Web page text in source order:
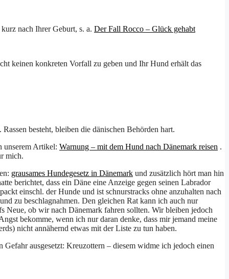
nach Ihrer Geburt, s. a. Der Fall Rocco – Glück gehabt
keinen konkreten Vorfall zu geben und Ihr Hund erhält das
besteht, bleiben die dänischen Behörden hart.
unserem Artikel: Warnung – mit dem Hund nach Dänemark reisen .
mich.
grausames Hundegesetz in Dänemark und zusätzlich hört man hin
berichtet, dass ein Däne eine Anzeige gegen seinen Labrador
einschl. der Hunde und ist schnurstracks ohne anzuhalten nach
zu beschlagnahmen. Den gleichen Rat kann ich auch nur
Neue, ob wir nach Dänemark fahren sollten. Wir bleiben jedoch
bekomme, wenn ich nur daran denke, dass mir jemand meine
nicht annähernd etwas mit der Liste zu tun haben.
ausgesetzt: Kreuzottern – diesem widme ich jedoch einen